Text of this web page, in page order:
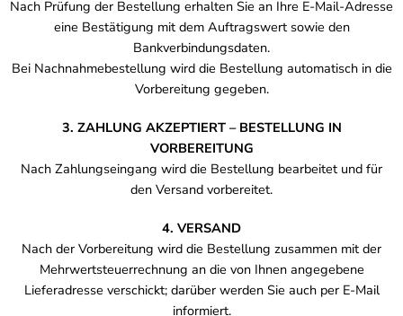
Nach Prüfung der Bestellung erhalten Sie an Ihre E-Mail-Adresse
eine Bestätigung mit dem Auftragswert sowie den
Bankverbindungsdaten.
Bei Nachnahmebestellung wird die Bestellung automatisch in die
Vorbereitung gegeben.
3. ZAHLUNG AKZEPTIERT – BESTELLUNG IN
VORBEREITUNG
Nach Zahlungseingang wird die Bestellung bearbeitet und für
den Versand vorbereitet.
4. VERSAND
Nach der Vorbereitung wird die Bestellung zusammen mit der
Mehrwertsteuerrechnung an die von Ihnen angegebene
Lieferadresse verschickt; darüber werden Sie auch per E-Mail
informiert.